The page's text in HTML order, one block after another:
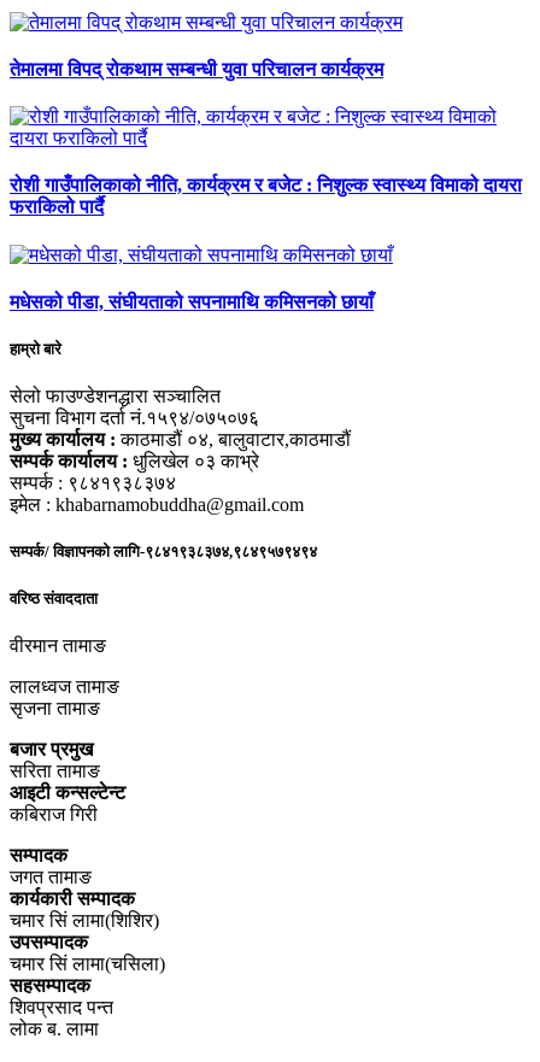
तेमालमा विपद् रोकथाम सम्बन्धी युवा परिचालन कार्यक्रम
रोशी गाउँपालिकाको नीति, कार्यक्रम र बजेट : निशुल्क स्वास्थ्य विमाको दायरा
फराकिलो पार्दै
मधेसको पीडा, संघीयताको सपनामाथि कमिसनको छायाँ
हाम्रो बारे
सेलो फाउण्डेशनद्धारा सञ्चालित
सुचना विभाग दर्ता नं.१५९४/०७५०७६
मुख्य कार्यालय : काठमाडौं ०४, बालुवाटार,काठमाडौं
सम्पर्क कार्यालय : धुलिखेल ०३ काभ्रे
सम्पर्क : ९८४१९३८३७४
इमेल : khabarnamobuddha@gmail.com
सम्पर्क/ विज्ञापनको लागि-९८४१९३८३७४,९८४९५७९४९४
वरिष्ठ संवाददाता
वीरमान तामाङ
लालध्वज तामाङ
सृजना तामाङ
बजार प्रमुख
सरिता तामाङ
आइटी कन्सल्टेन्ट
कबिराज गिरी
सम्पादक
जगत तामाङ
कार्यकारी सम्पादक
चमार सिं लामा(शिशिर)
उपसम्पादक
चमार सिं लामा(चसिला)
सहसम्पादक
शिवप्रसाद पन्त
लोक ब. लामा